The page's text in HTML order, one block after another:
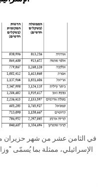
الإسرائيلي، ممثلة بما يُسمّى